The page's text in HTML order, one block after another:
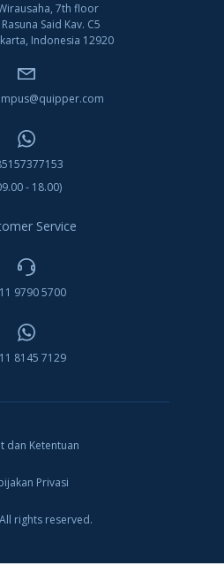
7th floor
Rasuna Said Kav. C5
Indonesia 12920
- 18.00)
Service
9790 5700
8145 7129
rights reserved.
dan Ketentuan
Privasi